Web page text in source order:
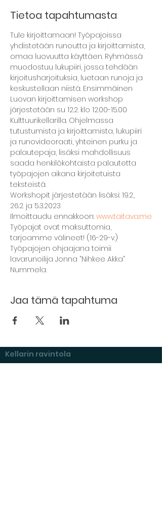
Tietoa tapahtumasta
Tule kirjoittamaan! Työpajoissa
yhdistetään runoutta ja kirjoittamista,
omaa luovuutta käyttäen. Ryhmässä
muodostuu lukupiiri, jossa tehdään
kirjoitusharjoituksia, luetaan runoja ja
keskustellaan niistä. Ensimmäinen
Luovan kirjoittamisen workshop
järjestetään su 12.2. klo 12.00-15.00
Kulttuurikellarilla. Ohjelmassa
tutustumista ja kirjoittamista, lukupiiri
ja runovideoraati, yhteinen purku ja
palautepaja, lisäksi mahdollisuus
saada henkilökohtaista palautetta
työpajojen aikana kirjoitetuista
teksteistä.
Workshopit järjestetään lisäksi: 19.2.,
26.2. ja 5.3.2023
Ilmoittaudu ennakkoon: www.taitava.me
Työpajat ovat maksuttomia,
tarjoamme välineet! (16-29-v.)
Työpajojen ohjaajana toimii
lavarunoilija Jonna ”Nihkee Akka”
Nummela.
Jaa tämä tapahtuma
Kellarin ravintola